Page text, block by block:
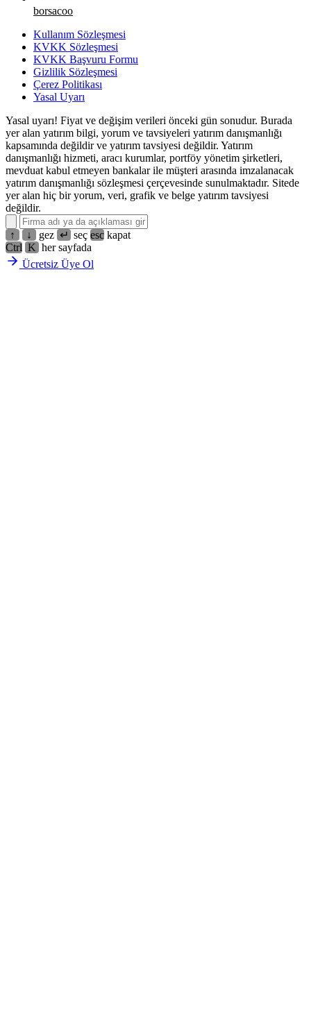
borsacoo
Kullanım Sözleşmesi
KVKK Sözleşmesi
KVKK Başvuru Formu
Gizlilik Sözleşmesi
Çerez Politikası
Yasal Uyarı
Yasal uyarı! Fiyat ve değişim verileri önceki gün sonudur. Burada
yer alan yatırım bilgi, yorum ve tavsiyeleri yatırım danışmanlığı
kapsamında değildir ve yatırım tavsiyesi değildir. Yatırım
danışmanlığı hizmeti, aracı kurumlar, portföy yönetim şirketleri,
mevduat kabul etmeyen bankalar ile müşteri arasında imzalanacak
yatırım danışmanlığı sözleşmesi çerçevesinde sunulmaktadır. Sitede
yer alan hiç bir yorum, veri, grafik ve belge yatırım tavsiyesi
değildir.
↑ ↓ gez ↵ seç esc kapat
Ctrl K her sayfada
Ücretsiz Üye Ol